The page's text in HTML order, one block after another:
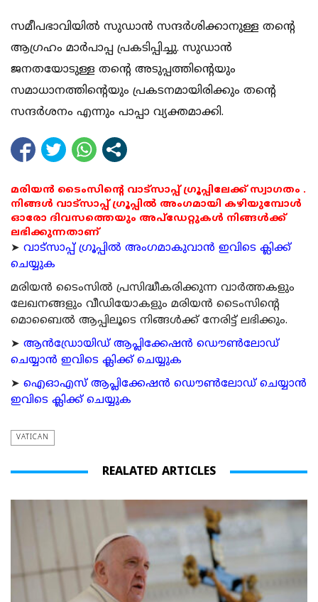
സമീപഭാവിയില്‍ സുഡാന്‍ സന്ദര്‍ശിക്കാനുള്ള തന്റെ
ആഗ്രഹം മാര്‍പാപ്പ പ്രകടിപ്പിച്ചു. സുഡാന്‍
ജനതയോടുള്ള തന്റെ അടുപ്പത്തിന്റെയും
സമാധാനത്തിന്റെയും പ്രകടനമായിരിക്കും തന്റെ
സന്ദര്‍ശനം എന്നും പാപ്പാ വ്യക്തമാക്കി.
മരിയൻ ടൈംസിന്റെ വാട്സാപ്പ് ഗ്രൂപ്പിലേക്ക് സ്വാഗതം .
നിങ്ങൾ വാട്സാപ്പ് ഗ്രൂപ്പിൽ അംഗമായി കഴിയുമ്പോൾ
ഓരോ ദിവസത്തെയും അപ്ഡേറ്റുകൾ നിങ്ങൾക്ക്
ലഭിക്കുന്നതാണ്
➤ വാട്സാപ്പ് ഗ്രൂപ്പിൽ അംഗമാകുവാൻ ഇവിടെ ക്ലിക്ക്
ചെയ്യുക
മരിയന്‍ ടൈംസില്‍ പ്രസിദ്ധീകരിക്കുന്ന വാര്‍ത്തകളും
ലേഖനങ്ങളും വീഡിയോകളും മരിയന്‍ ടൈംസിന്റെ
മൊബൈല്‍ ആപ്പിലൂടെ നിങ്ങള്‍ക്ക് നേരിട്ട് ലഭിക്കും.
➤ ആന്‍ഡ്രോയിഡ് ആപ്ലിക്കേഷന്‍ ഡൌണ്‍ലോഡ്
ചെയ്യാന്‍ ഇവിടെ ക്ലിക്ക് ചെയ്യുക
➤ ഐഓഎസ് ആപ്ലിക്കേഷന്‍ ഡൌണ്‍ലോഡ് ചെയ്യാന്‍
ഇവിടെ ക്ലിക്ക് ചെയ്യുക
VATICAN
REALATED ARTICLES